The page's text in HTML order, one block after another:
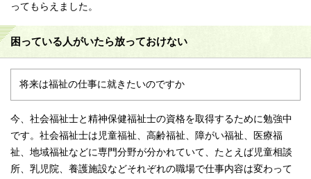
ってもらえました。
困っている人がいたら放っておけない
将来は福祉の仕事に就きたいのですか
今、社会福祉士と精神保健福祉士の資格を取得するために勉強中
です。社会福祉士は児童福祉、高齢福祉、障がい福祉、医療福
祉、地域福祉などに専門分野が分かれていて、たとえば児童相談
所、乳児院、養護施設などそれぞれの職場で仕事内容は変わって